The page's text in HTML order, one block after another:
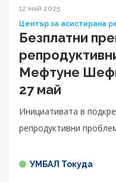
12 май 2025
Център за асистирана
Безплатни
Мефтуне
27 май
Инициативата в
репродуктивни
УМБАЛ Токуда